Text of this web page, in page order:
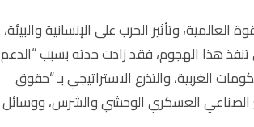
وتأثير الحرب على الإنسانية والبيئة،
تنفذ هذا الهجوم، فقد زادت حدته بسبب “الدعم
الغربية، والتذرع الاستراتيجي بـ “حقوق
الصناعي العسكري الوحشي والشرس، ووسائل